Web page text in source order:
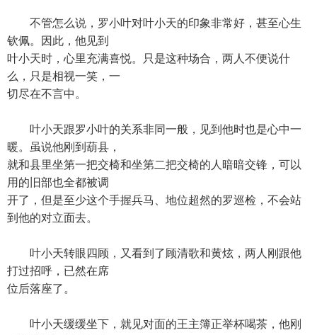
不管怎么说，罗小叶对叶小天的印象非常好，甚至心生
钦佩。因此，他见到
叶小天时，心里充满喜悦。只是这种场合，两人不便说什
么，只是相视一笑，一
切尽在不言中。
叶小天跟罗小叶的关系非同一般，见到他时也是心中一
暖。虽说他刚到葫县，
就和县里坐第一把交椅和坐第二把交椅的人暗暗交锋，可以
用的旧部也全都被调
开了，但是至少这个手握兵马、地位超然的罗巡检，不会站
到他的对立面去。
叶小天转眼四顾，又看到了顾清歌和黄炫，两人刚跟他
打过招呼，已然在席
位后落座了。
叶小天缓缓坐下，就见对面的王主簿正举杯喝茶，他刚